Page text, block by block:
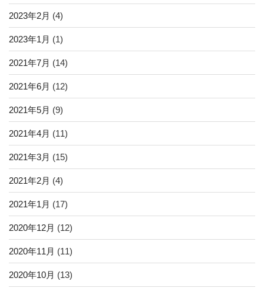
2023年2月 (4)
2023年1月 (1)
2021年7月 (14)
2021年6月 (12)
2021年5月 (9)
2021年4月 (11)
2021年3月 (15)
2021年2月 (4)
2021年1月 (17)
2020年12月 (12)
2020年11月 (11)
2020年10月 (13)